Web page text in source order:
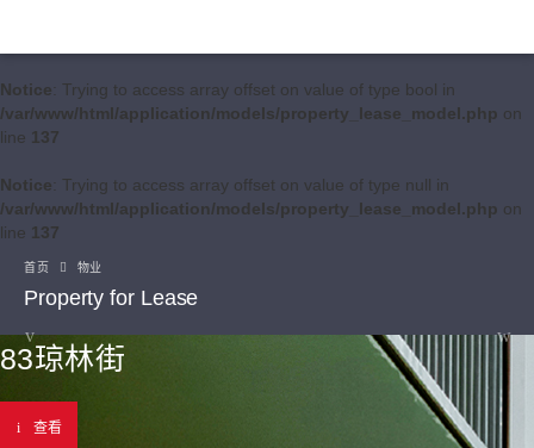
Notice: Trying to access array offset on value of type bool in
/var/www/html/application/models/property_lease_model.php on
line 137
Notice: Trying to access array offset on value of type null in
/var/www/html/application/models/property_lease_model.php on
line 137
首页 物业
Property for Lease
83琼林街
查看